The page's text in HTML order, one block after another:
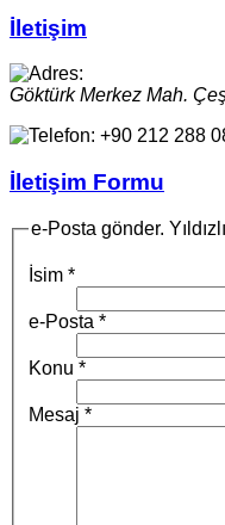
İletişim
Göktürk Merkez Mah.
+90 212 288
İletişim Formu
e-Posta gönder.
İsim *
e-Posta *
Konu *
Mesaj *